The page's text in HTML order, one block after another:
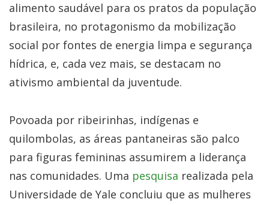
alimento saudável para os pratos da população
brasileira, no protagonismo da mobilização
social por fontes de energia limpa e segurança
hídrica, e, cada vez mais, se destacam no
ativismo ambiental da juventude.
Povoada por ribeirinhas, indígenas e
quilombolas, as áreas pantaneiras são palco
para figuras femininas assumirem a liderança
nas comunidades. Uma pesquisa realizada pela
Universidade de Yale concluiu que as mulheres